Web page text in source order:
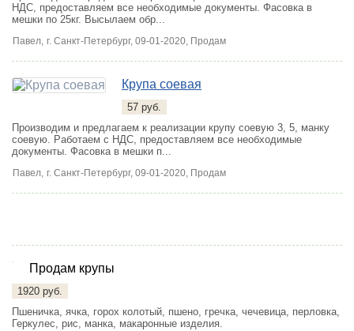
НДС, предоставляем все необходимые документы. Фасовка в
мешки по 25кг. Высылаем обр...
Павел, г. Санкт-Петербург, 09-01-2020, Продам
Крупа соевая
57 руб.
Производим и предлагаем к реализации крупу соевую 3, 5, манку
соевую. Работаем с НДС, предоставляем все необходимые
документы. Фасовка в мешки п...
Павел, г. Санкт-Петербург, 09-01-2020, Продам
Продам крупы
1920 руб.
Пшеничка, ячка, горох колотый, пшено, гречка, чечевица, перловка,
Геркулес, рис, манка, макаронные изделия.